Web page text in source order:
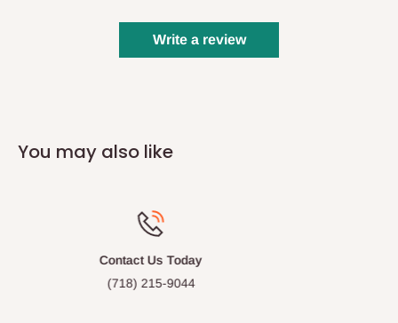
Write a review
You may also like
Available on many of our items